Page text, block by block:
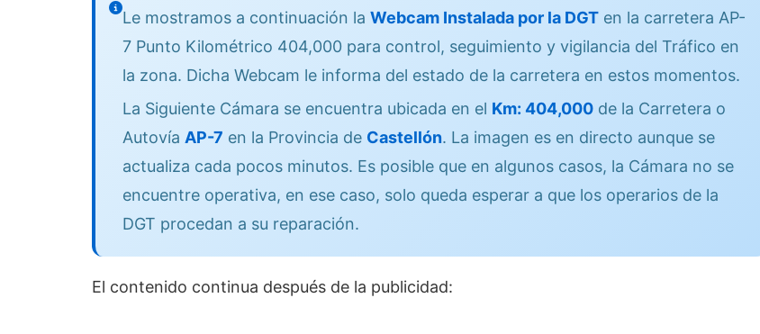
Le mostramos a continuación la Webcam Instalada por la DGT en la carretera AP-
7 Punto Kilométrico 404,000 para control, seguimiento y vigilancia del Tráfico en
la zona. Dicha Webcam le informa del estado de la carretera en estos momentos.
La Siguiente Cámara se encuentra ubicada en el Km: 404,000 de la Carretera o
Autovía AP-7 en la Provincia de Castellón. La imagen es en directo aunque se
actualiza cada pocos minutos. Es posible que en algunos casos, la Cámara no se
encuentre operativa, en ese caso, solo queda esperar a que los operarios de la
DGT procedan a su reparación.
El contenido continua después de la publicidad: